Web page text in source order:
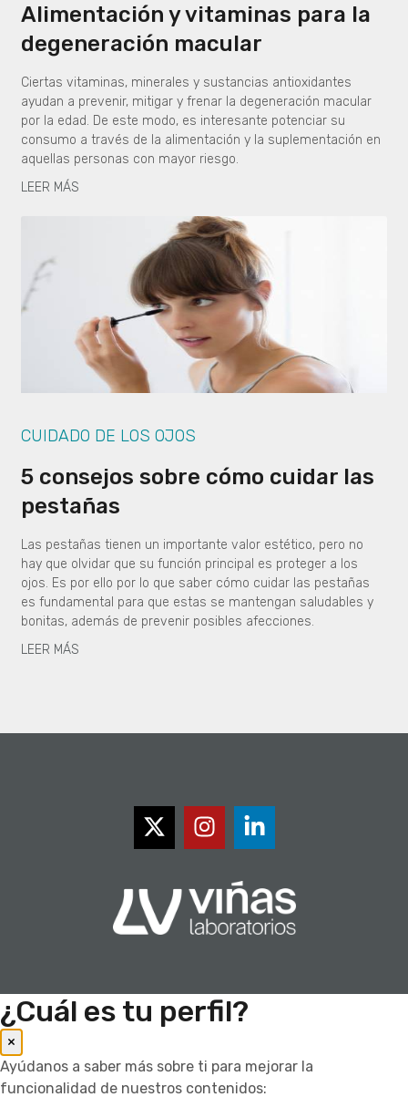
Alimentación y vitaminas para la
degeneración macular
Ciertas vitaminas, minerales y sustancias antioxidantes
ayudan a prevenir, mitigar y frenar la degeneración macular
por la edad. De este modo, es interesante potenciar su
consumo a través de la alimentación y la suplementación en
aquellas personas con mayor riesgo.
LEER MÁS
CUIDADO DE LOS OJOS
5 consejos sobre cómo cuidar las
pestañas
Las pestañas tienen un importante valor estético, pero no
hay que olvidar que su función principal es proteger a los
ojos. Es por ello por lo que saber cómo cuidar las pestañas
es fundamental para que estas se mantengan saludables y
bonitas, además de prevenir posibles afecciones.
LEER MÁS
¿Cuál es tu perfil?
×
Ayúdanos a saber más sobre ti para mejorar la
funcionalidad de nuestros contenidos: